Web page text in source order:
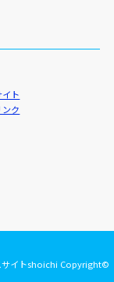
ト
ク
サイトshoichi Copyright©